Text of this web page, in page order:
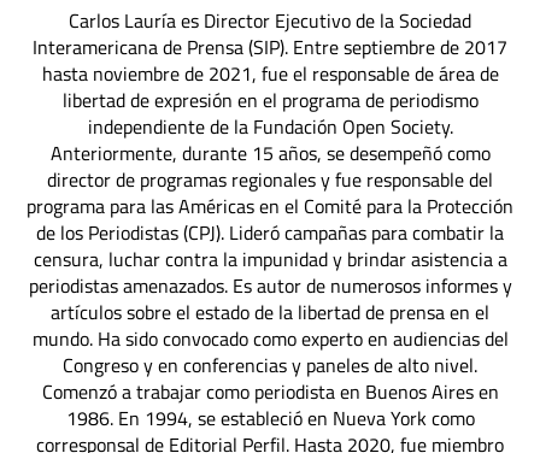
Carlos Lauría es Director Ejecutivo de la Sociedad
Interamericana de Prensa (SIP). Entre septiembre de 2017
hasta noviembre de 2021, fue el responsable de área de
libertad de expresión en el programa de periodismo
independiente de la Fundación Open Society.
Anteriormente, durante 15 años, se desempeñó como
director de programas regionales y fue responsable del
programa para las Américas en el Comité para la Protección
de los Periodistas (CPJ). Lideró campañas para combatir la
censura, luchar contra la impunidad y brindar asistencia a
periodistas amenazados. Es autor de numerosos informes y
artículos sobre el estado de la libertad de prensa en el
mundo. Ha sido convocado como experto en audiencias del
Congreso y en conferencias y paneles de alto nivel.
Comenzó a trabajar como periodista en Buenos Aires en
1986. En 1994, se estableció en Nueva York como
corresponsal de Editorial Perfil. Hasta 2020, fue miembro